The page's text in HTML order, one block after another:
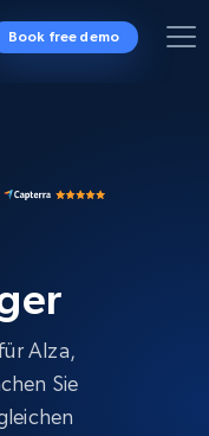
Book free demo
Alza,
Sie